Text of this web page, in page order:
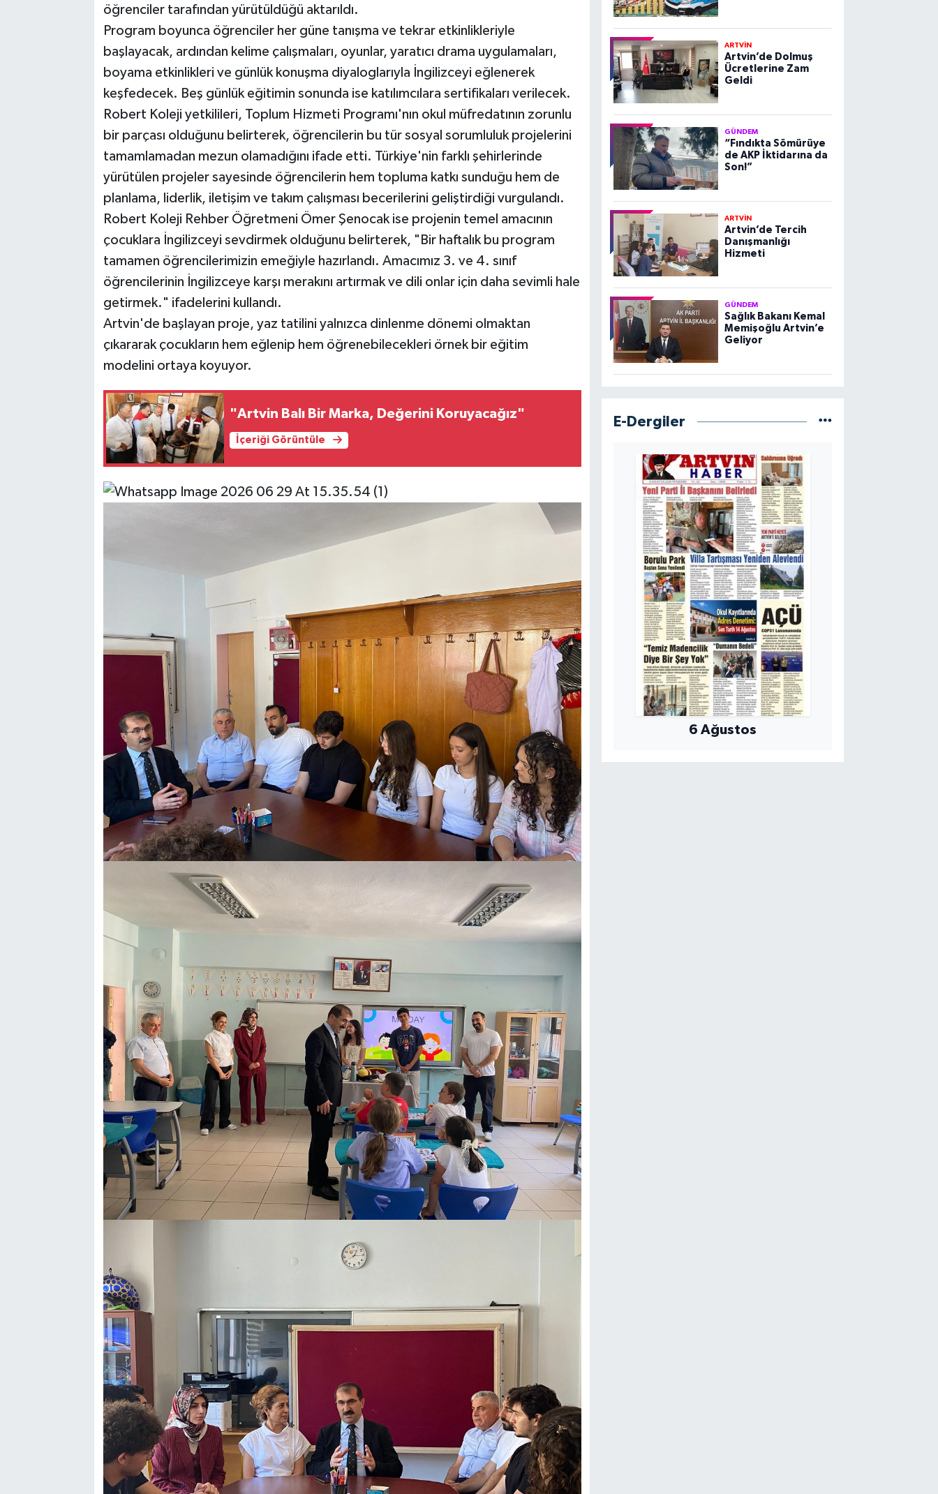
öğrenciler tarafından yürütüldüğü aktarıldı.
Program boyunca öğrenciler her güne tanışma ve tekrar etkinlikleriyle
başlayacak, ardından kelime çalışmaları, oyunlar, yaratıcı drama uygulamaları,
boyama etkinlikleri ve günlük konuşma diyaloglarıyla İngilizceyi eğlenerek
keşfedecek. Beş günlük eğitimin sonunda ise katılımcılara sertifikaları verilecek.
Robert Koleji yetkilileri, Toplum Hizmeti Programı'nın okul müfredatının zorunlu
bir parçası olduğunu belirterek, öğrencilerin bu tür sosyal sorumluluk projelerini
tamamlamadan mezun olamadığını ifade etti. Türkiye'nin farklı şehirlerinde
yürütülen projeler sayesinde öğrencilerin hem topluma katkı sunduğu hem de
planlama, liderlik, iletişim ve takım çalışması becerilerini geliştirdiği vurgulandı.
Robert Koleji Rehber Öğretmeni Ömer Şenocak ise projenin temel amacının
çocuklara İngilizceyi sevdirmek olduğunu belirterek, "Bir haftalık bu program
tamamen öğrencilerimizin emeğiyle hazırlandı. Amacımız 3. ve 4. sınıf
öğrencilerinin İngilizceye karşı merakını artırmak ve dili onlar için daha sevimli hale
getirmek." ifadelerini kullandı.
Artvin'de başlayan proje, yaz tatilini yalnızca dinlenme dönemi olmaktan
çıkararak çocukların hem eğlenip hem öğrenebilecekleri örnek bir eğitim
modelini ortaya koyuyor.
"Artvin Balı Bir Marka, Değerini Koruyacağız"
İçeriği Görüntüle
ARTVİN
Artvin’de Dolmuş
Ücretlerine Zam
Geldi
GÜNDEM
“Fındıkta Sömürüye
de AKP İktidarına da
Son!”
ARTVİN
Artvin’de Tercih
Danışmanlığı
Hizmeti
GÜNDEM
Sağlık Bakanı Kemal
Memişoğlu Artvin’e
Geliyor
E-Dergiler
6 Ağustos